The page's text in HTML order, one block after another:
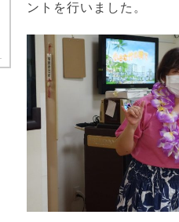
ントを行いました。